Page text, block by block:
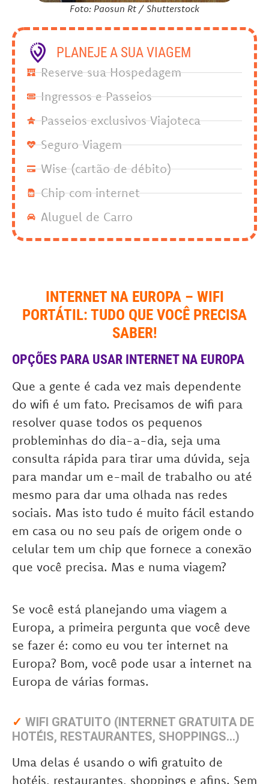
Foto: Paosun Rt / Shutterstock
PLANEJE A SUA VIAGEM
Reserve sua Hospedagem
Ingressos e Passeios
Passeios exclusivos Viajoteca
Seguro Viagem
Wise (cartão de débito)
Chip com internet
Aluguel de Carro
INTERNET NA EUROPA – WIFI
PORTÁTIL: TUDO QUE VOCÊ PRECISA
SABER!
OPÇÕES PARA USAR INTERNET NA EUROPA
Que a gente é cada vez mais dependente
do wifi é um fato. Precisamos de wifi para
resolver quase todos os pequenos
probleminhas do dia-a-dia, seja uma
consulta rápida para tirar uma dúvida, seja
para mandar um e-mail de trabalho ou até
mesmo para dar uma olhada nas redes
sociais. Mas isto tudo é muito fácil estando
em casa ou no seu país de origem onde o
celular tem um chip que fornece a conexão
que você precisa. Mas e numa viagem?
Se você está planejando uma viagem a
Europa, a primeira pergunta que você deve
se fazer é: como eu vou ter internet na
Europa? Bom, você pode usar a internet na
Europa de várias formas.
✓ WIFI GRATUITO (INTERNET GRATUITA DE
HOTÉIS, RESTAURANTES, SHOPPINGS…)
Uma delas é usando o wifi gratuito de
hotéis, restaurantes, shoppings e afins. Sem